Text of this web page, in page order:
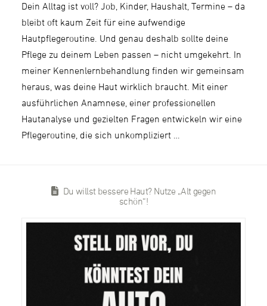
Dein Alltag ist voll? Job, Kinder, Haushalt, Termine – da
bleibt oft kaum Zeit für eine aufwendige
Hautpflegeroutine. Und genau deshalb sollte deine
Pflege zu deinem Leben passen – nicht umgekehrt. In
meiner Kennenlernbehandlung finden wir gemeinsam
heraus, was deine Haut wirklich braucht. Mit einer
ausführlichen Anamnese, einer professionellen
Hautanalyse und gezielten Fragen entwickeln wir eine
Pflegeroutine, die sich unkompliziert …
Du willst bessere Haut? Nutze „Alt gegen
schön“!